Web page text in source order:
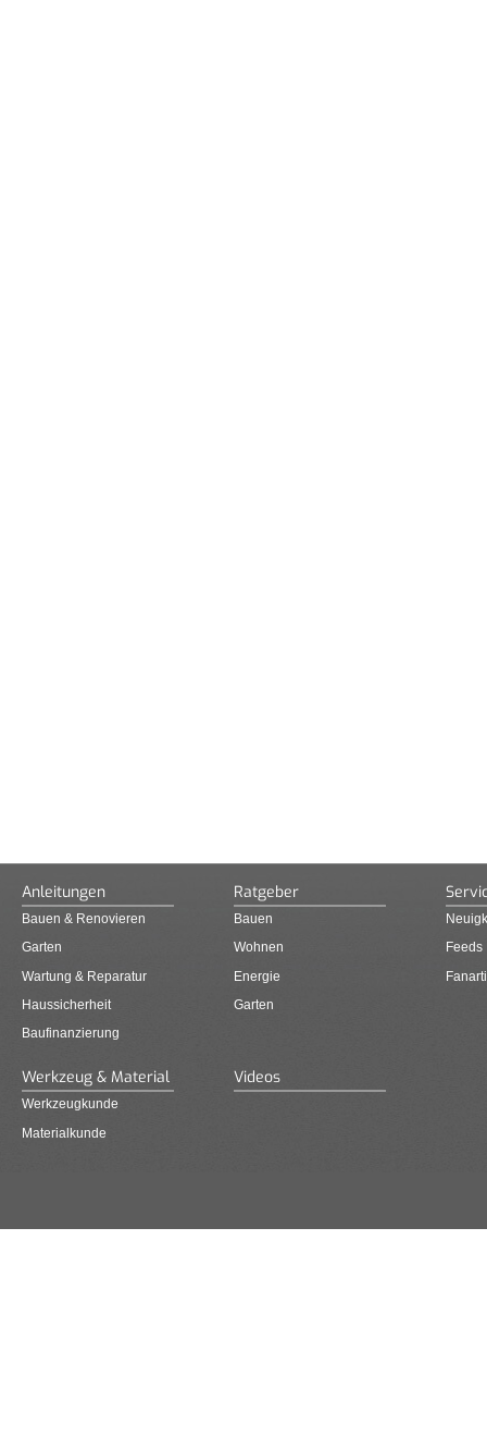
Anleitungen
Bauen & Renovieren
Garten
Wartung & Reparatur
Haussicherheit
Baufinanzierung
Ratgeber
Bauen
Wohnen
Energie
Garten
Feeds
Werkzeug & Material
Werkzeugkunde
Materialkunde
Videos